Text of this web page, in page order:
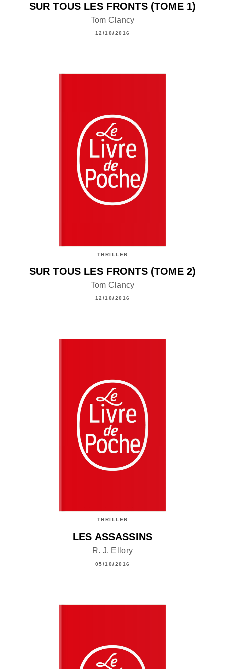
SUR TOUS LES FRONTS (TOME 1)
Tom Clancy
12/10/2016
THRILLER
SUR TOUS LES FRONTS (TOME 2)
Tom Clancy
12/10/2016
THRILLER
LES ASSASSINS
R. J. Ellory
05/10/2016